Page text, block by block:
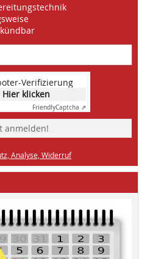
Verifizierung
Hier klicken
FriendlyCaptcha ⇗
anmelden!
Analyse, Widerruf